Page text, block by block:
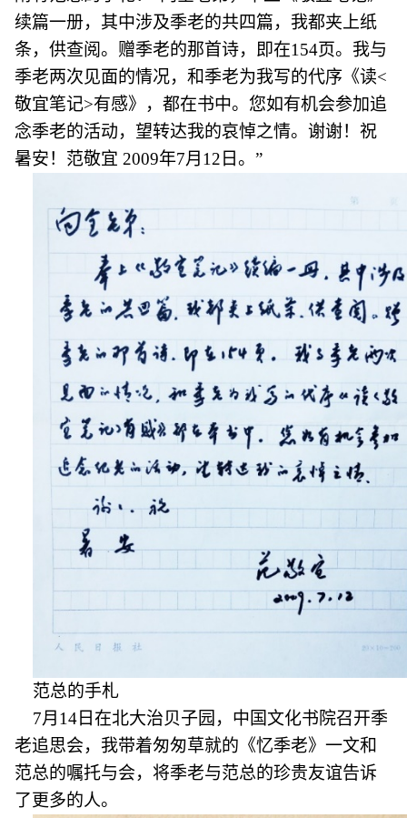
续篇一册，其中涉及季老的共四篇，我都夹上纸
条，供查阅。赠季老的那首诗，即在154页。我与
季老两次见面的情况，和季老为我写的代序《读<
敬宜笔记>有感》，都在书中。您如有机会参加追
念季老的活动，望转达我的哀悼之情。谢谢！祝
暑安！范敬宜 2009年7月12日。”
范总的手札
7月14日在北大治贝子园，中国文化书院召开季
老追思会，我带着匆匆草就的《忆季老》一文和
范总的嘱托与会，将季老与范总的珍贵友谊告诉
了更多的人。